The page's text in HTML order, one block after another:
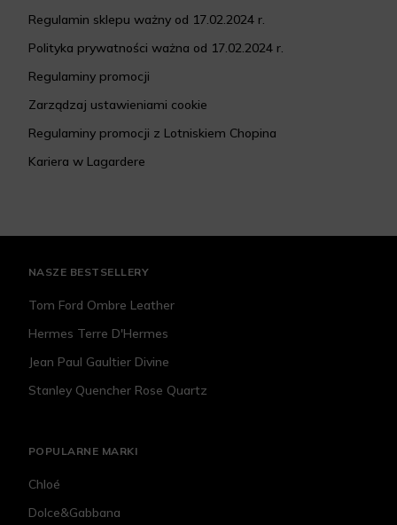
Regulamin sklepu ważny od 17.02.2024 r.
Polityka prywatności ważna od 17.02.2024 r.
Regulaminy promocji
Zarządzaj ustawieniami cookie
Regulaminy promocji z Lotniskiem Chopina
Kariera w Lagardere
NASZE BESTSELLERY
Tom Ford Ombre Leather
Hermes Terre D'Hermes
Jean Paul Gaultier Divine
Stanley Quencher Rose Quartz
POPULARNE MARKI
Chloé
Dolce&Gabbana